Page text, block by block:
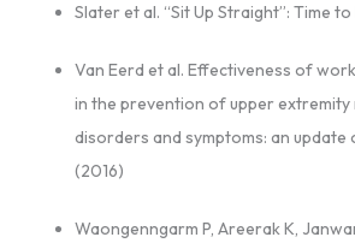
Slater et al. “Sit Up Straight”: Time
Van Eerd et al. Effectiveness of
in the prevention of upper extremity
disorders and symptoms: an update
(2016)
Waongenngarm P, Areerak K,